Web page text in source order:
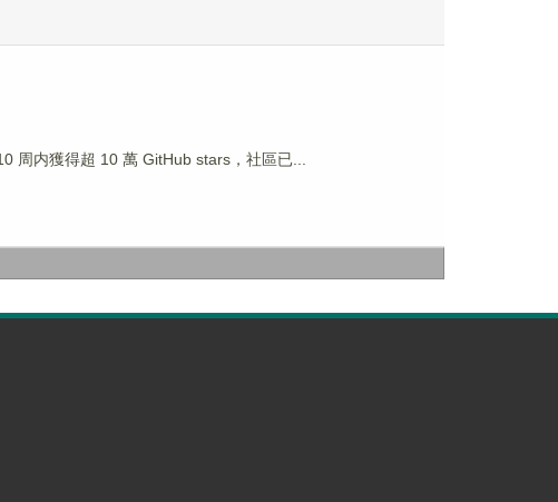
周内獲得超 10 萬 GitHub stars，社區已...